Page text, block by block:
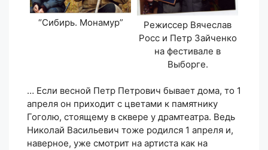
“Сибирь. Монамур”
Режиссер Вячеслав
Росс и Петр Зайченко
на фестивале в
Выборге.
… Если весной Петр Петрович бывает дома, то 1
апреля он приходит с цветами к памятнику
Гоголю, стоящему в сквере у драмтеатра. Ведь
Николай Васильевич тоже родился 1 апреля и,
наверное, уже смотрит на артиста как на